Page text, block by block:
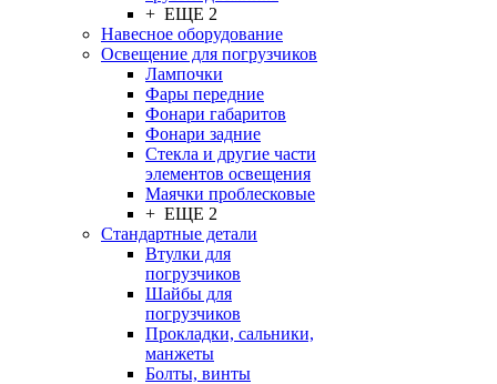
+ ЕЩЕ 2
Навесное оборудование
Освещение для погрузчиков
Лампочки
Фары передние
Фонари габаритов
Фонари задние
Стекла и другие части
элементов освещения
Маячки проблесковые
+ ЕЩЕ 2
Стандартные детали
Втулки для
погрузчиков
Шайбы для
погрузчиков
Прокладки, сальники,
манжеты
Болты, винты